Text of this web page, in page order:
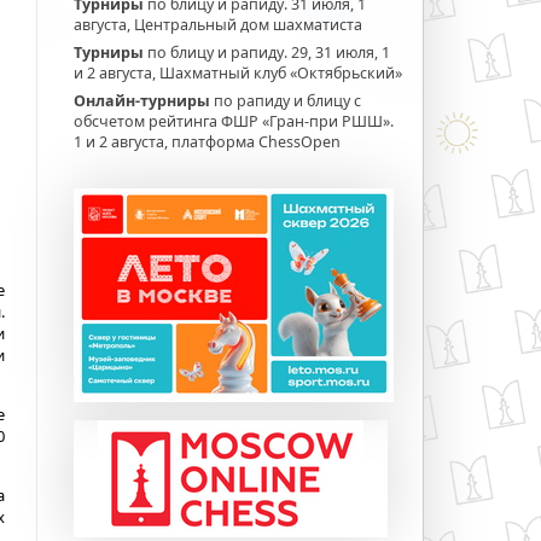
Турниры по блицу и рапиду. 31 июля, 1
августа, Центральный дом шахматиста
Турниры по блицу и рапиду. 29, 31 июля, 1
и 2 августа, Шахматный клуб «Октябрьский»
Онлайн-турниры по рапиду и блицу с
обсчетом рейтинга ФШР «Гран-при РШШ».
1 и 2 августа, платформа ChessOpen